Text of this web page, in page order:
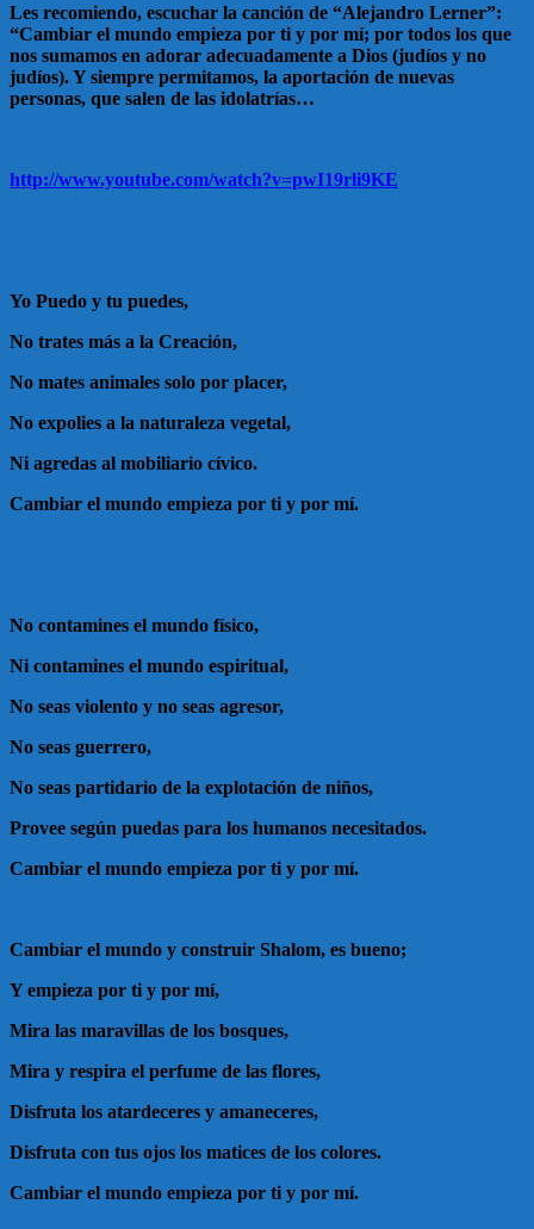
Les recomiendo, escuchar la canción de “Alejandro Lerner”:
“Cambiar el mundo empieza por ti y por mí; por todos los que
nos sumamos en adorar adecuadamente a Dios (judíos y no
judíos). Y siempre permitamos, la aportación de nuevas
personas, que salen de las idolatrías…
http://www.youtube.com/watch?v=pwI19rli9KE
Yo Puedo y tu puedes,
No trates más a la Creación,
No mates animales solo por placer,
No expolies a la naturaleza vegetal,
Ni agredas al mobiliario cívico.
Cambiar el mundo empieza por ti y por mí.
No contamines el mundo físico,
Ni contamines el mundo espiritual,
No seas violento y no seas agresor,
No seas guerrero,
No seas partidario de la explotación de niños,
Provee según puedas para los humanos necesitados.
Cambiar el mundo empieza por ti y por mí.
Cambiar el mundo y construir Shalom, es bueno;
Y empieza por ti y por mí,
Mira las maravillas de los bosques,
Mira y respira el perfume de las flores,
Disfruta los atardeceres y amaneceres,
Disfruta con tus ojos los matices de los colores.
Cambiar el mundo empieza por ti y por mí.